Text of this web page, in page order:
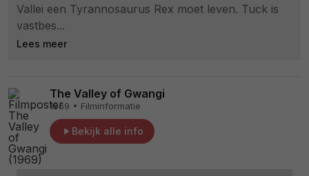
Vallei een Tyrannosaurus Rex moet leven. Tuck is
vastbes...
Lees meer
The Valley of Gwangi
1969 • Filminformatie
Bekijk alle info